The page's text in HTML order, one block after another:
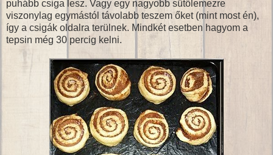
puhább csiga lesz. Vagy egy nagyobb sütőlemezre
viszonylag egymástól távolabb teszem őket (mint most én),
így a csigák oldalra terülnek. Mindkét esetben hagyom a
tepsin még 30 percig kelni.